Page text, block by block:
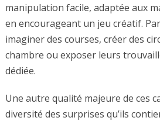
manipulation facile, adaptée aux
en encourageant un jeu créatif.
imaginer des courses, créer des
chambre ou exposer leurs
dédiée.
Une autre qualité majeure de ces
diversité des surprises qu’ils